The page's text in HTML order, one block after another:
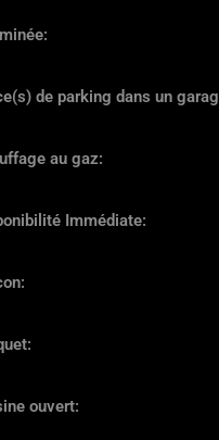
de parking dans un
au gaz:
Immédiate:
ouvert: